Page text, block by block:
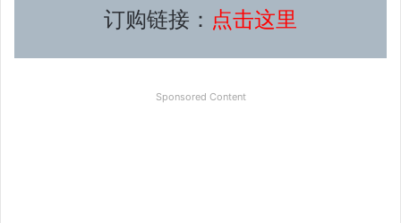
订购链接： 点击这里
Sponsored Content